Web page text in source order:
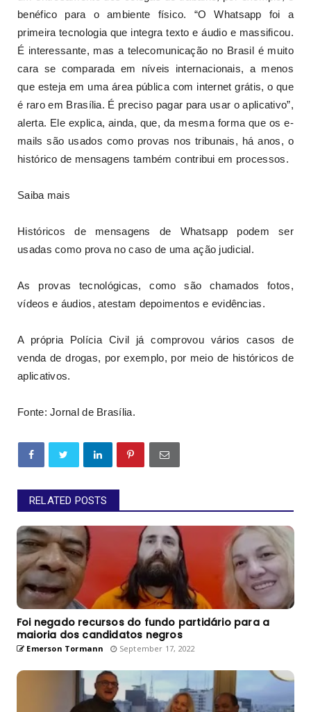
benéfico para o ambiente físico. “O Whatsapp foi a
primeira tecnologia que integra texto e áudio e massificou.
É interessante, mas a telecomunicação no Brasil é muito
cara se comparada em níveis internacionais, a menos
que esteja em uma área pública com internet grátis, o que
é raro em Brasília. É preciso pagar para usar o aplicativo”,
alerta. Ele explica, ainda, que, da mesma forma que os e-
mails são usados como provas nos tribunais, há anos, o
histórico de mensagens também contribui em processos.
Saiba mais
Históricos de mensagens de Whatsapp podem ser
usadas como prova no caso de uma ação judicial.
As provas tecnológicas, como são chamados fotos,
vídeos e áudios, atestam depoimentos e evidências.
A própria Polícia Civil já comprovou vários casos de
venda de drogas, por exemplo, por meio de históricos de
aplicativos.
Fonte: Jornal de Brasília.
RELATED POSTS
Foi negado recursos do fundo partidário para a
maioria dos candidatos negros
Emerson Tormann September 17, 2022